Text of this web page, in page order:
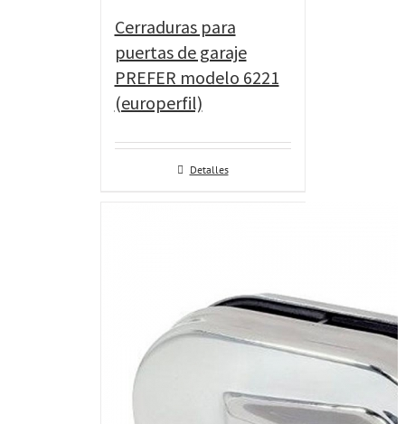
Cerraduras para
puertas de garaje
PREFER modelo 6221
(europerfil)
Detalles